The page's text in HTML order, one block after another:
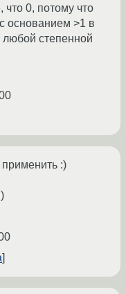
0, потому что
основанием >1 в
любой степенной
:)